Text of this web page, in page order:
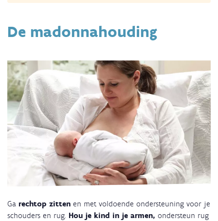
De madonnahouding
Ga rechtop zitten en met voldoende ondersteuning voor je
schouders en rug. Hou je kind in je armen, ondersteun rug